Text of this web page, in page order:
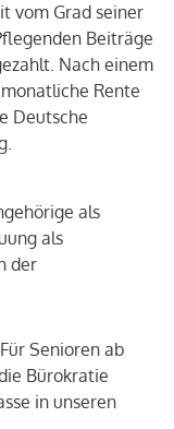
vom Grad seiner
Beiträge
Nach einem
Rente
Deutsche
als
als
der
Senioren ab
Bürokratie
in unseren